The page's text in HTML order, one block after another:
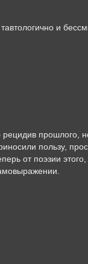
и
прошлого,
пользу,
от поэзии